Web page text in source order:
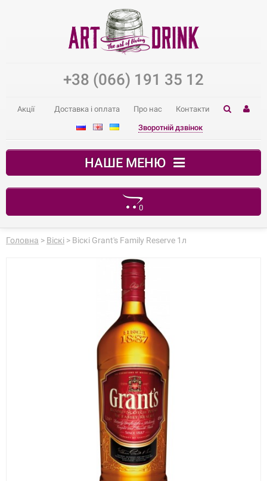
+38 (066) 191 35 12
Акції Доставка і оплата Про нас Контакти
Зворотній дзвінок
НАШЕ МЕНЮ
0
Ваш кошик порожній
Головна > Віскі > Віскі Grant's Family Reserve 1л